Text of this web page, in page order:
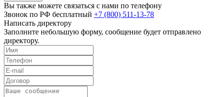
Вы также можете связаться с нами по телефону
Звонок по РФ бесплатный +7 (800) 511-13-78
Написать директору
Заполните небольшую форму, сообщение будет отправлено
директору.